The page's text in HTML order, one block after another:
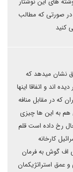
در صورتی که مطالب
کنید
نشان میدهد که
اند و اتفاقا اینها
که در مقابل منافه
به این ها چیزی
حال رخ داده است قلم
کارخانه
اف گوش به فرمان
عمق استراتژیکمان